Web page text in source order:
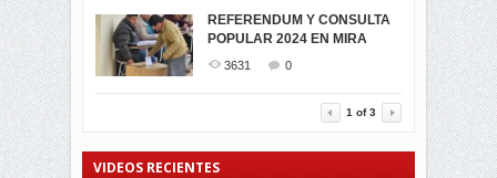
REFERENDUM Y CONSULTA
POPULAR 2024 EN MIRA
3631 0
TRIUNFO DE...
MIRA.EC FUE
GALARDONADA
1 of3
VIDEOS RECIENTES